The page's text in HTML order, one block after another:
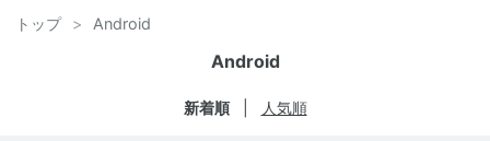
トップ > Android
Android
新着順 人気順